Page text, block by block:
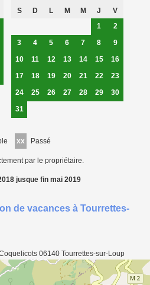
S D L M M J
V
1
2
3
4 5 6 7 8
9
10
11 12 13 14 15
16
17
18 19 20 21 22
23
24
25 26 27 28 29
30
31
xx Passé
par le propriétaire.
jusque fin mai 2019
de vacances à Tourrettes-
06140 Tourrettes-sur-Loup
à Tourrettes-sur-Loup